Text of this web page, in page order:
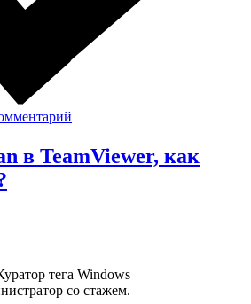
в TeamViewer, как
тега Windows
со стажем.